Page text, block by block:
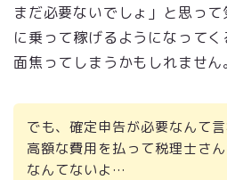
まだ必要ないでしょ」と思っ
に乗って稼げるようになって
面焦ってしまうかもしれません。
でも、確定申告が必要なんて言
高額な費用を払って税理士さ
なんてないよ…